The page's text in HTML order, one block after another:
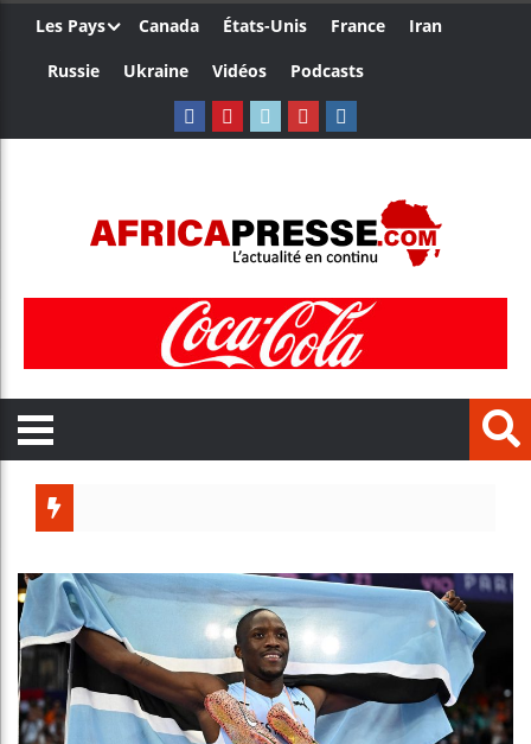
Les Pays Canada États-Unis France
Iran
Russie
Ukraine Vidéos Podcasts
Réforme
Bénin :
Aliko